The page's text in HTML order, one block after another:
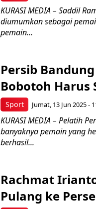
KURASI MEDIA – Saddil
diumumkan sebagai
pemain...
Sport
Persib
Bobotoh Harus
Jumat, 13 Jun 2025 -
KURASI MEDIA – Pelatih
banyaknya pemain yang
berhasil...
Rachmat
Pulang ke